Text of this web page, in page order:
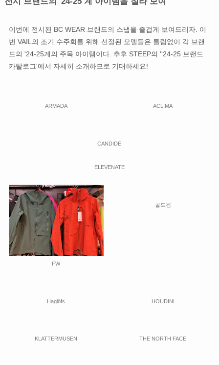
이번에 전시된 BC WEAR 브랜드의 스냅을 즐겁게 보여드리자. 이
번 VAIL의 조기 수주회를 위해 선정된 모델들은 틀림없이 각 브랜
드의 '24-25계의 주목 아이템이다. 추후 STEEP의 ''24-25 브랜드
카탈로그'에서 자세히 소개하므로 기대하세요!
ARMADA ACLIMA
CANDIDE
ELEVENATE
FW
골드윈
Haglöfs HOUDINI
KLATTERMUSEN THE NORTH FACE